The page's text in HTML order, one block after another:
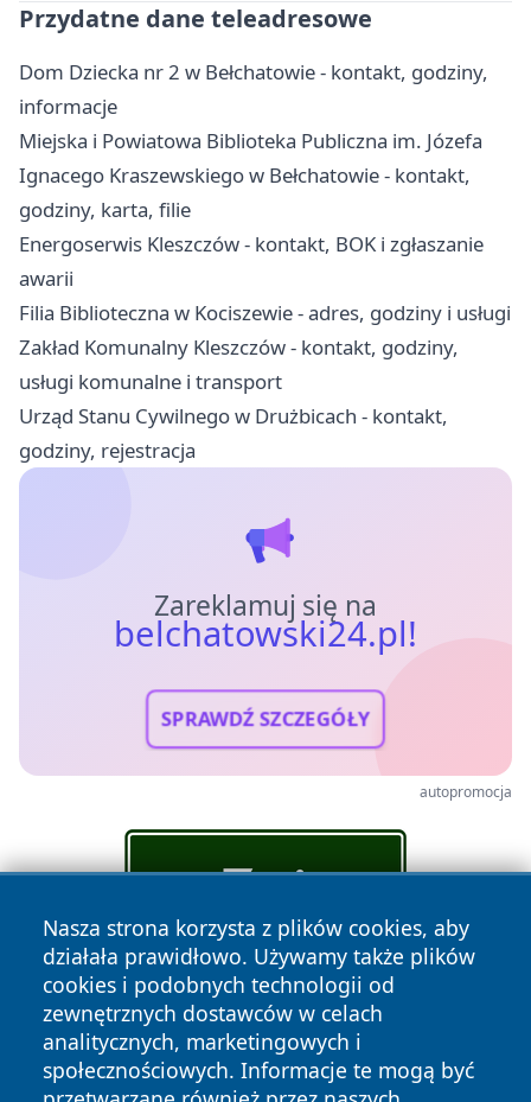
Przydatne dane teleadresowe
Dom Dziecka nr 2 w Bełchatowie - kontakt, godziny,
informacje
Miejska i Powiatowa Biblioteka Publiczna im. Józefa
Ignacego Kraszewskiego w Bełchatowie - kontakt,
godziny, karta, filie
Energoserwis Kleszczów - kontakt, BOK i zgłaszanie
awarii
Filia Biblioteczna w Kociszewie - adres, godziny i usługi
Zakład Komunalny Kleszczów - kontakt, godziny,
usługi komunalne i transport
Urząd Stanu Cywilnego w Drużbicach - kontakt,
godziny, rejestracja
Zareklamuj się na
belchatowski24.pl!
SPRAWDŹ SZCZEGÓŁY
autopromocja
Nasza strona korzysta z plików cookies, aby
działała prawidłowo. Używamy także plików
cookies i podobnych technologii od
zewnętrznych dostawców w celach
analitycznych, marketingowych i
społecznościowych. Informacje te mogą być